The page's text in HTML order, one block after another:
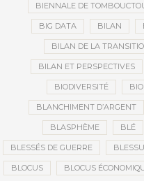
BIENNALE DE
BIG DATA BILAN
BILAN DE LA
BILAN ET PERSPECTIVES
BIODIVERSITÉ
BLANCHIMENT D’ARGENT
BLASPHÈME BLÉ
BLESSÉS DE GUERRE
BLOCUS BLOCUS